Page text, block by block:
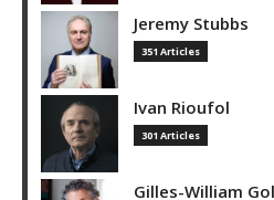
Jeremy Stubbs
351 Articles
Ivan Rioufol
301 Articles
Gilles-William